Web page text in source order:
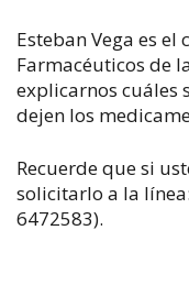
Esteban Vega es
Farmacéuticos de
explicarnos cuáles
dejen los
Recuerde que si
solicitarlo a la
6472583).